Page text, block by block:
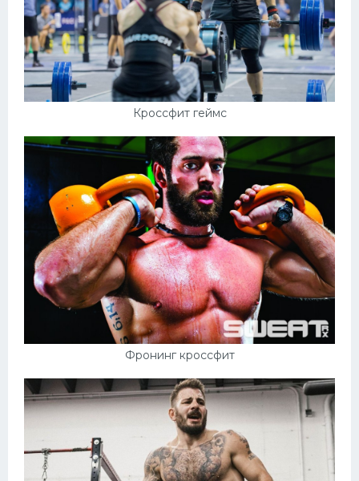
Кроссфит геймс
Фронинг кроссфит